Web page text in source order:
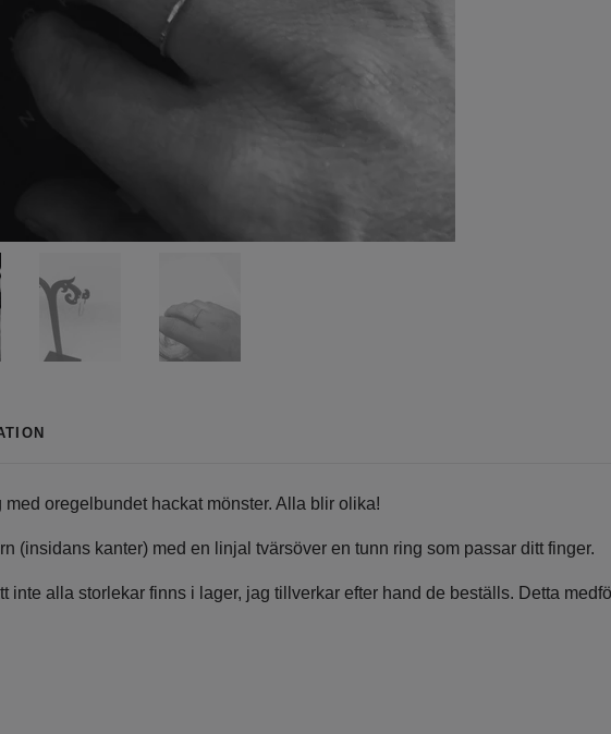
med oregelbundet hackat mönster. Alla blir olika!
(insidans kanter) med en linjal tvärsöver en tunn ring som passar ditt finger.
inte alla storlekar finns i lager, jag tillverkar efter hand de beställs. Detta